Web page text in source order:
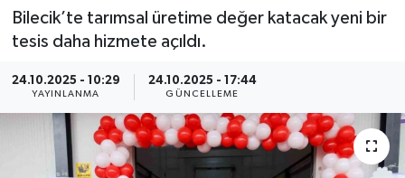
Bilecik’te tarımsal üretime değer katacak yeni bir
tesis daha hizmete açıldı.
24.10.2025 - 10:29
YAYINLANMA
24.10.2025 - 17:44
GÜNCELLEME
Magazin
Resmi İlanlar
Sağlık
Siyaset
Tüm Manşetler
Son Dakika Haberleri
Haber Arşivi